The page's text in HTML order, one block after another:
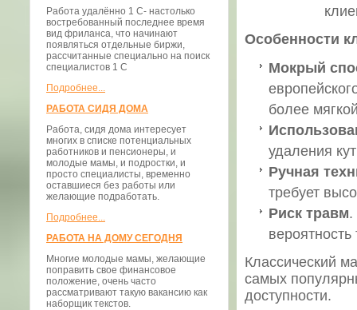
Работа удалённо 1 С- настолько
востребованный последнее время
вид фриланса, что начинают
появляться отдельные биржи,
рассчитанные специально на поиск
специалистов 1 С
Подробнее...
РАБОТА СИДЯ ДОМА
Работа, сидя дома интересует
многих в списке потенциальных
работников и пенсионеры, и
молодые мамы, и подростки, и
просто специалисты, временно
оставшиеся без работы или
желающие подработать.
Подробнее...
РАБОТА НА ДОМУ СЕГОДНЯ
Многие молодые мамы, желающие
поправить свое финансовое
положение, очень часто
рассматривают такую вакансию как
наборщик текстов.
Особенности
Мокрый
более
удаления
Ручная
требует
Риск травм.
Классический
самых
доступности.